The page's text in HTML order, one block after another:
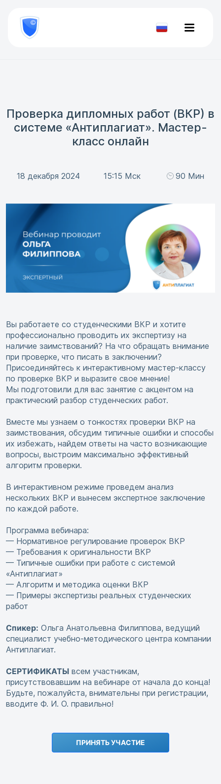
800
777-
81-Проверить
Проверка дипломных работ (ВКР) в
системе «Антиплагиат». Мастер-
класс онлайн
18 декабря 2024 15:15 Мск 90 Мин
Вы работаете со студенческими ВКР и хотите
профессионально проводить их экспертизу на
наличие заимствований? На что обращать внимание
при проверке, что писать в заключении?
Присоединяйтесь к интерактивному мастер-классу
по проверке ВКР и выразите свое мнение!
Мы подготовили для вас занятие с акцентом на
практический разбор студенческих работ.
Вместе мы узнаем о тонкостях проверки ВКР на
заимствования, обсудим типичные ошибки и способы
их избежать, найдем ответы на часто возникающие
вопросы, выстроим максимально эффективный
алгоритм проверки.
В интерактивном режиме проведем анализ
нескольких ВКР и вынесем экспертное заключение
по каждой работе.
Программа вебинара:
— Нормативное регулирование проверок ВКР
— Требования к оригинальности ВКР
— Типичные ошибки при работе с системой
«Антиплагиат»
— Алгоритм и методика оценки ВКР
— Примеры экспертизы реальных студенческих
работ
Спикер: Ольга Анатольевна Филиппова, ведущий
специалист учебно-методического центра компании
Антиплагиат.
СЕРТИФИКАТЫ всем участникам,
присутствовавшим на вебинаре от начала до конца!
Будьте, пожалуйста, внимательны при регистрации,
вводите Ф. И. О. правильно!
ПРИНЯТЬ УЧАСТИЕ